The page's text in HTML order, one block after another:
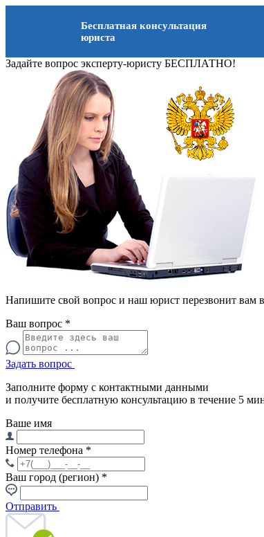
Бесплатная консультация
юриста
Задайте вопрос эксперту-юристу БЕСПЛАТНО!
Напишите свой вопрос и наш юрист перезвонит вам
Ваш вопрос *
Задать вопрос
Заполните форму с контактными данными
и получите бесплатную консультацию в течение 5
Ваше имя
Номер телефона *
Ваш город (регион) *
Отправить